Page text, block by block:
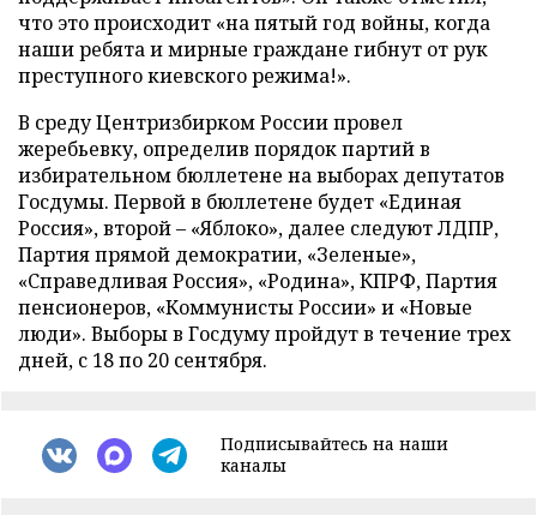
что это происходит «на пятый год войны, когда
наши ребята и мирные граждане гибнут от рук
преступного киевского режима!».
В среду Центризбирком России провел
жеребьевку, определив порядок партий в
избирательном бюллетене на выборах депутатов
Госдумы. Первой в бюллетене будет «Единая
Россия», второй – «Яблоко», далее следуют ЛДПР,
Партия прямой демократии, «Зеленые»,
«Справедливая Россия», «Родина», КПРФ, Партия
пенсионеров, «Коммунисты России» и «Новые
люди». Выборы в Госдуму пройдут в течение трех
дней, с 18 по 20 сентября.
Подписывайтесь на наши
каналы